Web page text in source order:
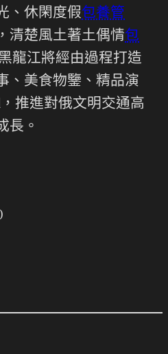
、休閑度假包養管
清楚風土著土偶情包
龍江將經由過程打造
、美食物鑒、精品演
推進對俄文明交通高
長。